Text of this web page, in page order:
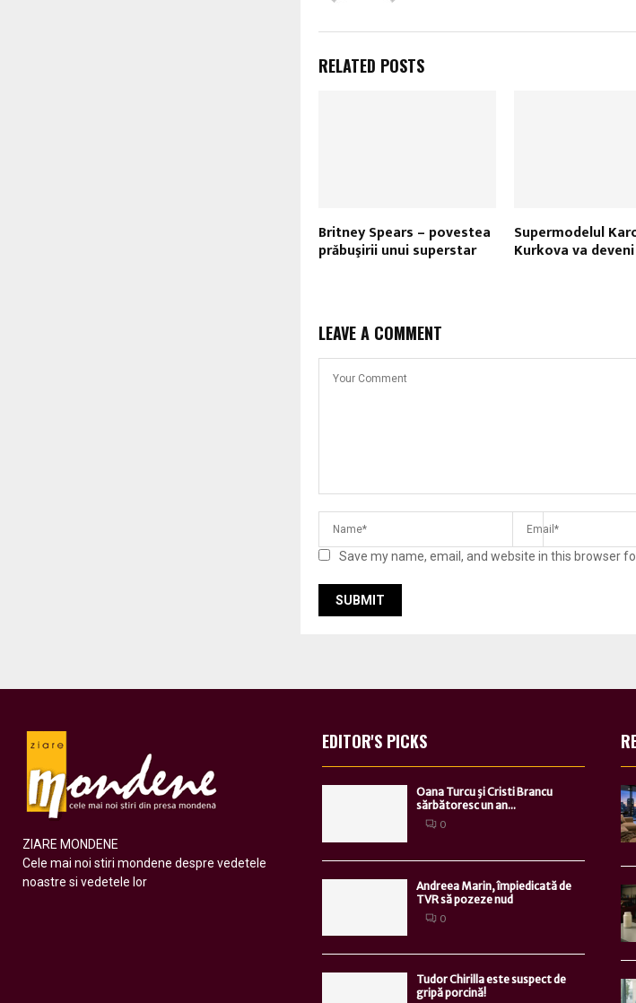
RELATED POSTS
Britney Spears – povestea
prăbuşirii unui superstar
Supermodelul
Kurkova va
LEAVE A COMMENT
Save my name, email, and website in this browser
ZIARE MONDENE
Cele mai noi stiri mondene despre vedetele
noastre si vedetele lor
EDITOR'S PICKS
Oana Turcu şi Cristi Brancu
sărbătoresc un an...
0
Andreea Marin, împiedicată de
TVR să pozeze nud
0
Tudor Chirilla este suspect de
gripă porcină!